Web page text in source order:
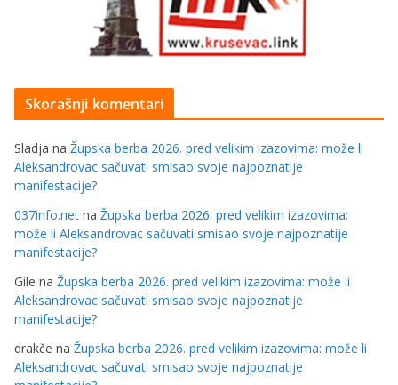
Skorašnji komentari
Sladja na Župska berba 2026. pred velikim izazovima: može li
Aleksandrovac sačuvati smisao svoje najpoznatije
manifestacije?
037info.net na Župska berba 2026. pred velikim izazovima:
može li Aleksandrovac sačuvati smisao svoje najpoznatije
manifestacije?
Gile na Župska berba 2026. pred velikim izazovima: može li
Aleksandrovac sačuvati smisao svoje najpoznatije
manifestacije?
drakče na Župska berba 2026. pred velikim izazovima: može li
Aleksandrovac sačuvati smisao svoje najpoznatije